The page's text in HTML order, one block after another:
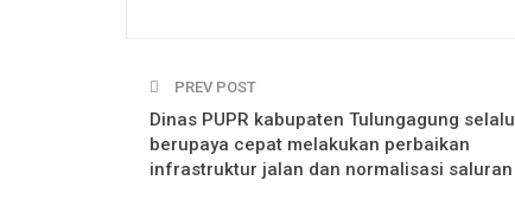
PREV POST
Dinas PUPR kabupaten Tulungagung selalu
berupaya cepat melakukan perbaikan
infrastruktur jalan dan normalisasi saluran